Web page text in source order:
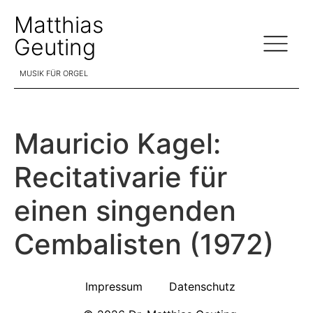
Matthias
Geuting
MUSIK FÜR ORGEL
Mauricio Kagel:
Recitativarie für
einen singenden
Cembalisten (1972)
Impressum
Datenschutz